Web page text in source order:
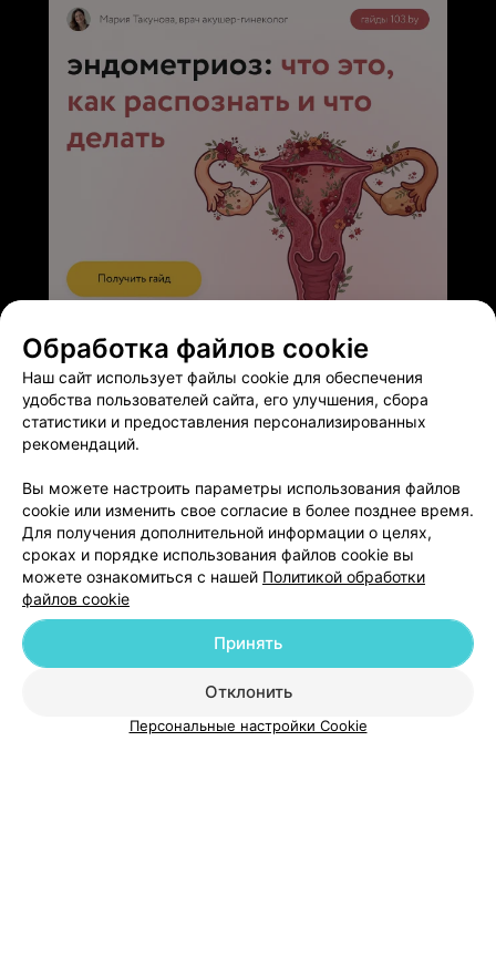
Добавить специалиста
О проекте Новости проекта
Размещение рекламы
Медицинский маркетинг
Публичный договор
Пользовательское соглашение
Способы оплаты
Обработка файлов cookie
Наш сайт использует файлы cookie для обеспечения
удобства пользователей сайта, его улучшения, сбора
статистики и предоставления персонализированных
рекомендаций.
Вы можете настроить параметры использования файлов
cookie или изменить свое согласие в более позднее время.
Для получения дополнительной информации о целях,
сроках и порядке использования файлов cookie вы
можете ознакомиться с нашей Политикой обработки
файлов cookie
Отклонить
Принять
Персональные настройки Cookie